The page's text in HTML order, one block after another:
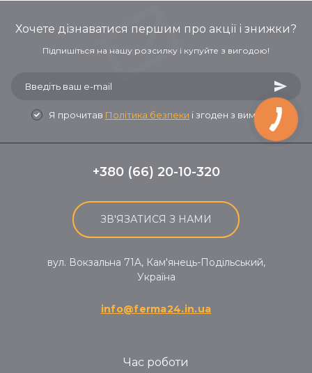
Хочете дізнаватися першим про акції і знижки?
Підпишіться на нашу розсилку і купуйте з вигодою!
Я прочитав Політика безпеки і згоден з вимогами
+380 (66) 20-10-320
ЗВ'ЯЗАТИСЯ З НАМИ
вул. Вокзальна 71A, Кам'янець-Подільський,
Україна
info@ferma24.in.ua
Час роботи